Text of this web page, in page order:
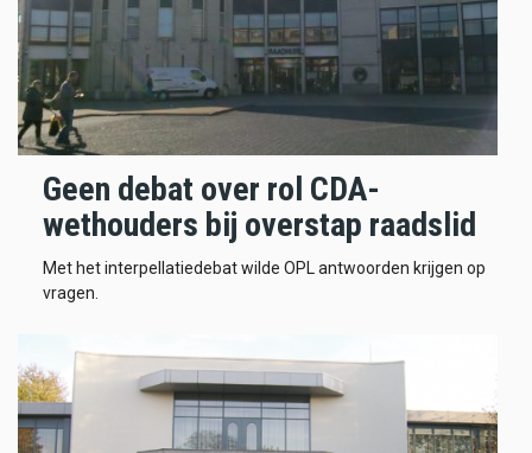
Geen debat over rol CDA-
wethouders bij overstap raadslid
Met het interpellatiedebat wilde OPL antwoorden krijgen op
vragen.